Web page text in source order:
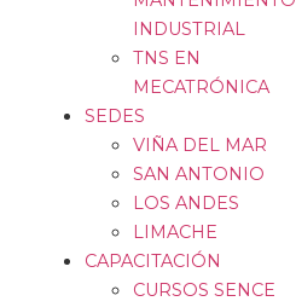
INDUSTRIAL
TNS EN
MECATRÓNICA
SEDES
VIÑA DEL MAR
SAN ANTONIO
LOS ANDES
LIMACHE
CAPACITACIÓN
CURSOS SENCE